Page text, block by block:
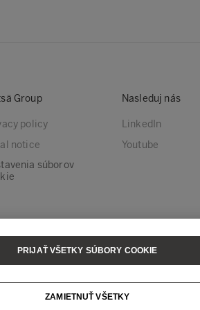
Group
policy
notice
súborov
Nasleduj nás
LinkedIn
Youtube
Metsä Wood
ZAMIETNUŤ VŠETKY
PRIJAŤ VŠETKY SÚBORY COOKIE